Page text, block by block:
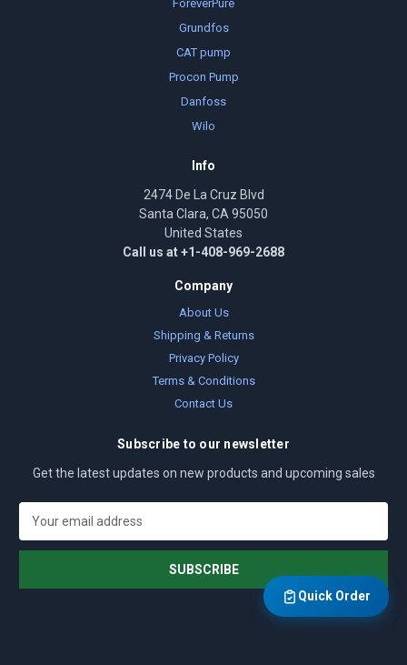
ForeverPure
Grundfos
CAT pump
Procon Pump
Danfoss
Wilo
Info
2474 De La Cruz Blvd
Santa Clara, CA 95050
United States
Call us at +1-408-969-2688
Company
About Us
Shipping & Returns
Privacy Policy
Terms & Conditions
Contact Us
Subscribe to our newsletter
Get the latest updates on new products and upcoming sales
a
l
Quick Order